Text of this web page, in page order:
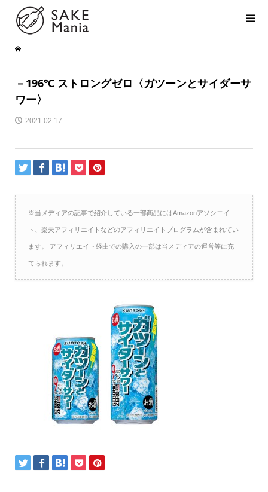
－196℃ ストロングゼロ〈ガツーンとサイダーサ
ワー〉
2021.02.17
※当メディアの記事で紹介している一部商品にはAmazonアソシエイ
ト、楽天アフィリエイトなどのアフィリエイトプログラムが含まれてい
ます。 アフィリエイト経由での購入の一部は当メディアの運営等に充
てられます。